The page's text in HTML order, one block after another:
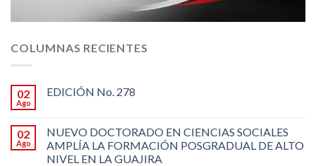
COLUMNAS RECIENTES
02
Ago
EDICIÓN No. 278
02
Ago
NUEVO DOCTORADO EN CIENCIAS SOCIALES
AMPLÍA LA FORMACIÓN POSGRADUAL DE ALTO
NIVEL EN LA GUAJIRA